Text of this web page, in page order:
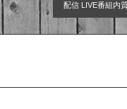
配信 LIVE番組内